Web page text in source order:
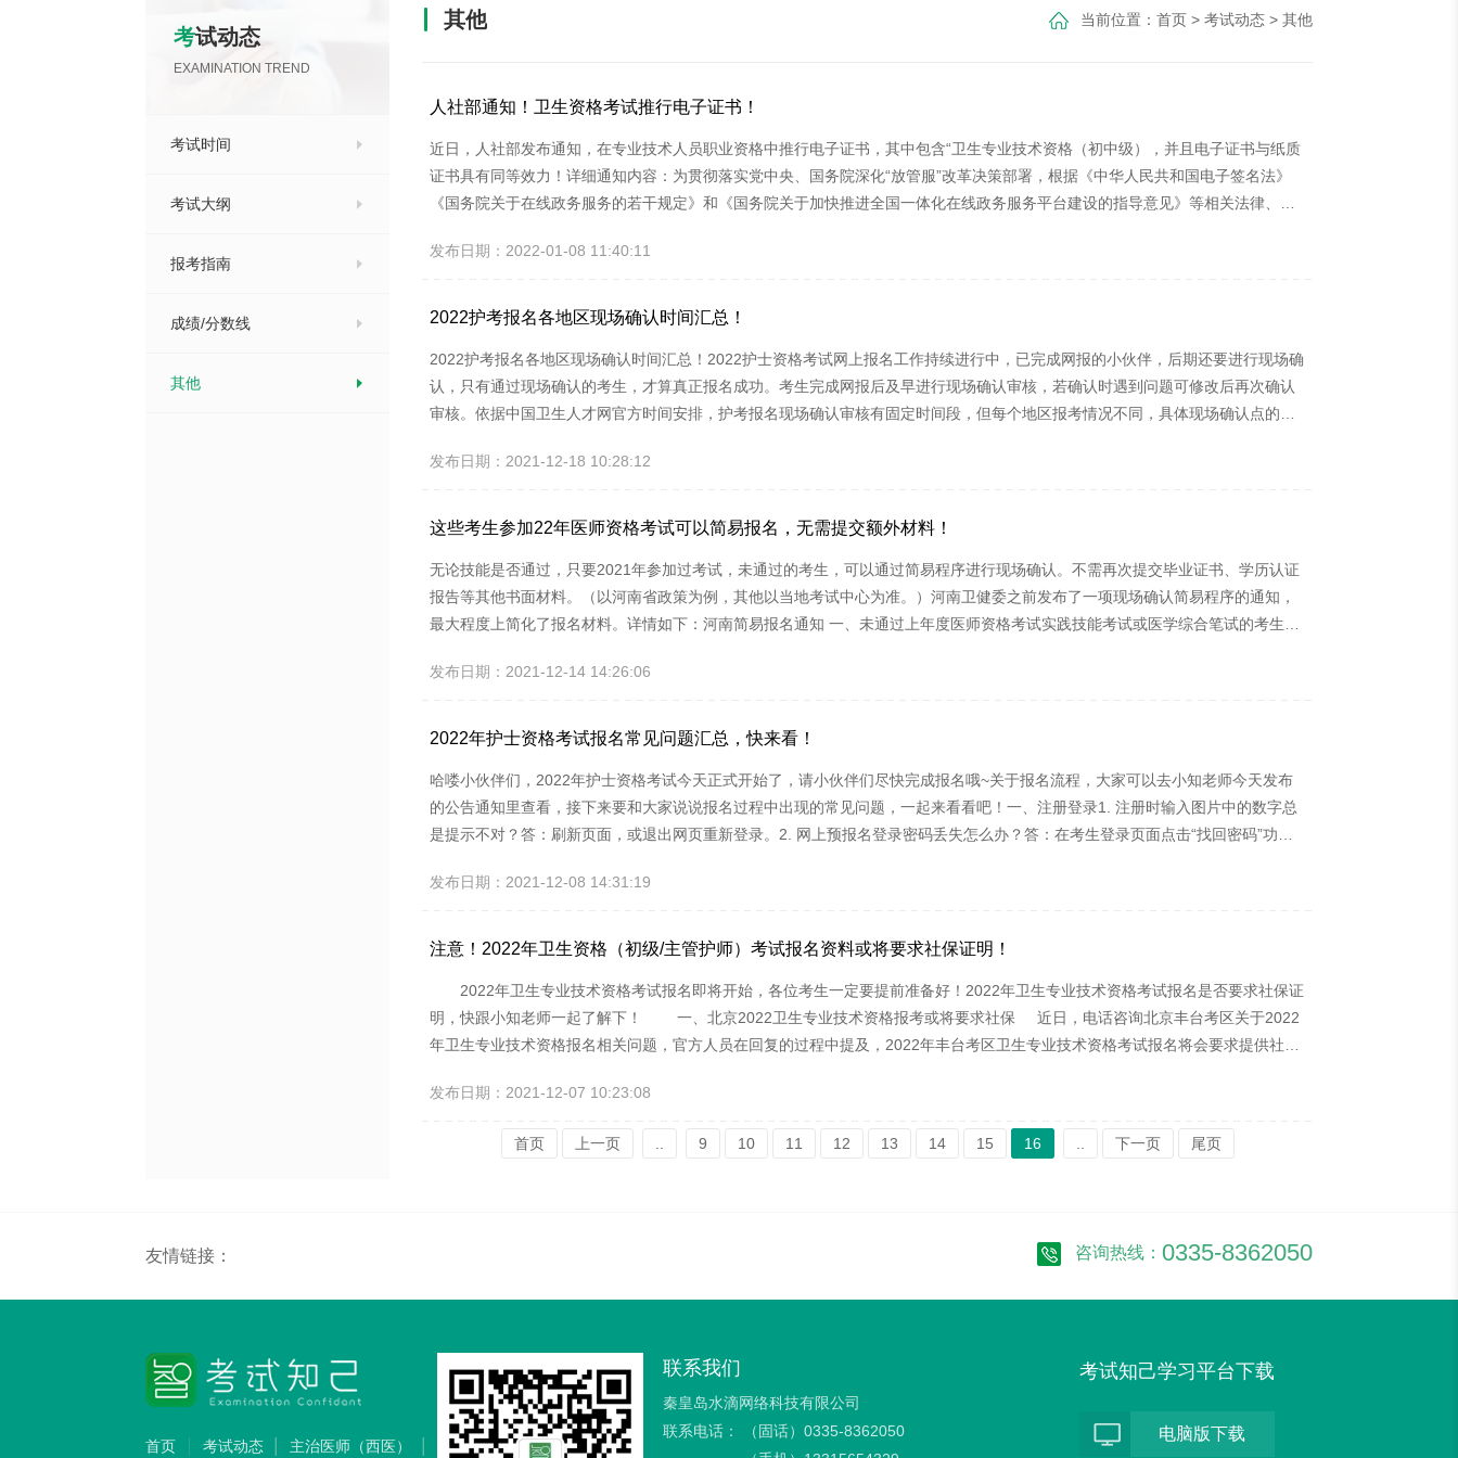
考试动态
EXAMINATION TREND
考试时间
考试大纲
报考指南
成绩/分数线
其他
其他 当前位置： 首页> 考试动态> 其他
人社部通知！卫生资格考试推行电子证书！
近日，人社部发布通知，在专业技术人员职业资格中推行电子证书，其中包含“卫生专业技术资格（初中级），并且电子证书与纸质
证书具有同等效力！详细通知内容：为贯彻落实党中央、国务院深化“放管服”改革决策部署，根据《中华人民共和国电子签名法》
《国务院关于在线政务服务的若干规定》和《国务院关于加快推进全国一体化在线政务服务平台建设的指导意见》等相关法律、法
起，启用“中华人民共和国人力资源和社会保障部专业技术人员职业资格证书专用章”电子印章，专用于制发专业技术人员职业资格
发布日期：2022-01-08 11:40:11
2022护考报名各地区现场确认时间汇总！
2022护考报名各地区现场确认时间汇总！2022护士资格考试网上报名工作持续进行中，已完成网报的小伙伴，后期还要进行现场确
认，只有通过现场确认的考生，才算真正报名成功。考生完成网报后及早进行现场确认审核，若确认时遇到问题可修改后再次确认
审核。依据中国卫生人才网官方时间安排，护考报名现场确认审核有固定时间段，但每个地区报考情况不同，具体现场确认点的时
间，这样很容易会错过现场确认，为此，小知老师搜集整理各地现场确认时间点，希望对各位考生有所帮助！各位考生朋友，完成
发布日期：2021-12-18 10:28:12
这些考生参加22年医师资格考试可以简易报名，无需提交额外材料！
无论技能是否通过，只要2021年参加过考试，未通过的考生，可以通过简易程序进行现场确认。不需再次提交毕业证书、学历认证
报告等其他书面材料。（以河南省政策为例，其他以当地考试中心为准。）河南卫健委之前发布了一项现场确认简易程序的通知，
最大程度上简化了报名材料。详情如下：河南简易报名通知 一、未通过上年度医师资格考试实践技能考试或医学综合笔试的考生，
和身份证，并签署《医师资格考试现场确认简易程序知情承诺书》，不需再次提交毕业证书、学历认证报告等其他书面材料。二、
发布日期：2021-12-14 14:26:06
2022年护士资格考试报名常见问题汇总，快来看！
哈喽小伙伴们，2022年护士资格考试今天正式开始了，请小伙伴们尽快完成报名哦~关于报名流程，大家可以去小知老师今天发布
的公告通知里查看，接下来要和大家说说报名过程中出现的常见问题，一起来看看吧！一、注册登录1. 注册时输入图片中的数字总
是提示不对？答：刷新页面，或退出网页重新登录。2. 网上预报名登录密码丢失怎么办？答：在考生登录页面点击“找回密码”功
码重置。3. 登录后页面不能完全显示怎么办？答：调整页面分辨率，标准为1024*768。二、填写信息1. 登录邮箱是否可以多人使
发布日期：2021-12-08 14:31:19
注意！2022年卫生资格（初级/主管护师）考试报名资料或将要求社保证明！
2022年卫生专业技术资格考试报名即将开始，各位考生一定要提前准备好！2022年卫生专业技术资格考试报名是否要求社保证
明，快跟小知老师一起了解下！ 一、北京2022卫生专业技术资格报考或将要求社保 近日，电话咨询北京丰台考区关于2022
年卫生专业技术资格报名相关问题，官方人员在回复的过程中提及，2022年丰台考区卫生专业技术资格考试报名将会要求提供社保
各地区对于报名材料的要求是不一样的，同一城...
发布日期：2021-12-07 10:23:08
首页 上一页 .. 9 10 11 12 13 14 15 16 .. 下一页 尾页
友情链接： 咨询热线： 0335-8362050
首页 考试动态 主治医师（西医）
联系我们
秦皇岛水滴网络科技有限公司
联系电话：
（固话）0335-8362050
考试知己学习平台下载
电脑版下载